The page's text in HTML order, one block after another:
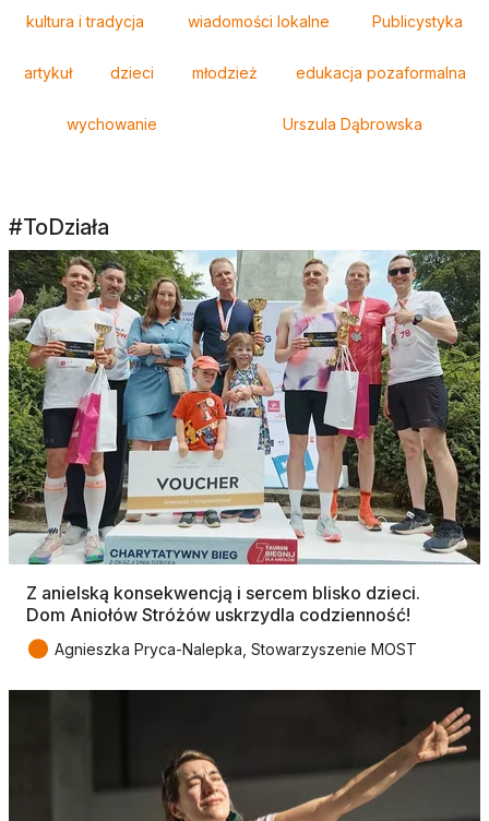
kultura i tradycja wiadomości lokalne Publicystyka
artykuł dzieci młodzież edukacja pozaformalna
wychowanie Urszula Dąbrowska
#ToDziała
Z anielską konsekwencją i sercem blisko dzieci.
Dom Aniołów Stróżów uskrzydla codzienność!
● Agnieszka Pryca-Nalepka, Stowarzyszenie MOST